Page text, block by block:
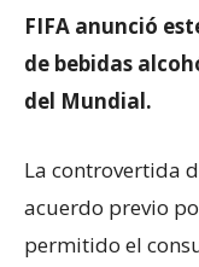
FIFA anunció
de bebidas
del Mundial.
La controvertida
acuerdo previo
permitido el